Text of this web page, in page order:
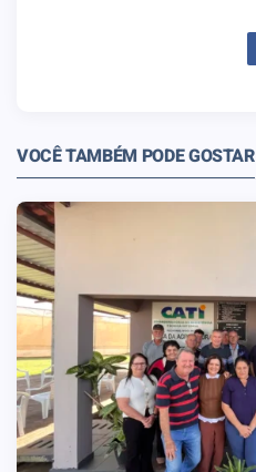
VOCÊ TAMBÉM PODE GOSTAR